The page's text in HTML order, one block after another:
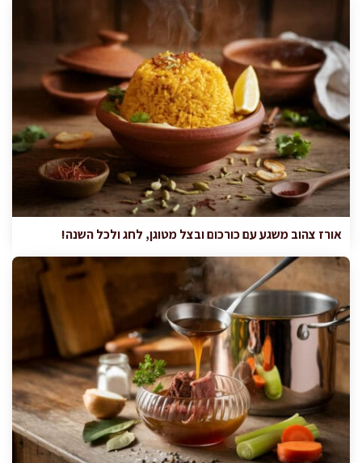
אורז צהוב משגע עם כורכום ובצל מטוגן, לחג ולכל השנה!